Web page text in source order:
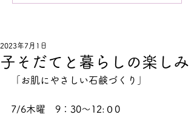
子そだてと暮らしの楽しみ
2023年7月1日
「お肌にやさしい石鹸づくり」
7/6木曜　9：30～12:０0